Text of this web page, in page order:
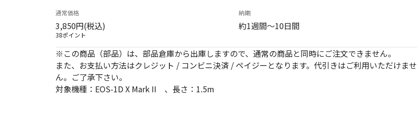
通常価格
3,850円(税込)
38ポイント
納期
約1週間～10日間
※この商品（部品）は、部品倉庫から出庫しますので、通常の商品と同時にご注文できません。
また、お支払い方法はクレジット / コンビニ決済 / ペイジーとなります。代引きはご利用いただけませ
ん。ご了承下さい。
対象機種：EOS-1D X Mark II 、長さ：1.5m